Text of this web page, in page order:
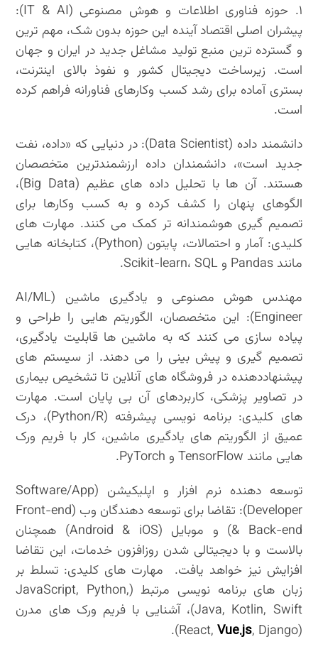
۱. حوزه فناوری اطلاعات و هوش مصنوعی (IT & AI):
پیشران اصلی اقتصاد آینده این حوزه بدون شک، مهم ترین
و گسترده ترین منبع تولید مشاغل جدید در ایران و جهان
است. زیرساخت دیجیتال کشور و نفوذ بالای اینترنت،
بستری آماده برای رشد کسب وکارهای فناورانه فراهم کرده
است.
دانشمند داده (Data Scientist): در دنیایی که «داده، نفت
جدید است»، دانشمندان داده ارزشمندترین متخصصان
هستند. آن ها با تحلیل داده های عظیم (Big Data)،
الگوهای پنهان را کشف کرده و به کسب وکارها برای
تصمیم گیری هوشمندانه تر کمک می کنند. مهارت های
کلیدی: آمار و احتمالات، پایتون (Python)، کتابخانه هایی
مانند Pandas و Scikit-learn، SQL.
مهندس هوش مصنوعی و یادگیری ماشین (AI/ML
Engineer): این متخصصان، الگوریتم هایی را طراحی و
پیاده سازی می کنند که به ماشین ها قابلیت یادگیری،
تصمیم گیری و پیش بینی را می دهند. از سیستم های
پیشنهاددهنده در فروشگاه های آنلاین تا تشخیص بیماری
در تصاویر پزشکی، کاربردهای آن بی پایان است. مهارت
های کلیدی: برنامه نویسی پیشرفته (Python/R)، درک
عمیق از الگوریتم های یادگیری ماشین، کار با فریم ورک
هایی مانند TensorFlow و PyTorch.
توسعه دهنده نرم افزار و اپلیکیشن (Software/App
Developer): تقاضا برای توسعه دهندگان وب (Front-end
& Back-end) و موبایل (Android & iOS) همچنان
بالاست و با دیجیتالی شدن روزافزون خدمات، این تقاضا
افزایش نیز خواهد یافت. مهارت های کلیدی: تسلط بر
زبان های برنامه نویسی مرتبط (JavaScript, Python,
Java, Kotlin, Swift)، آشنایی با فریم ورک های مدرن
(React,
Vue.js, Django).